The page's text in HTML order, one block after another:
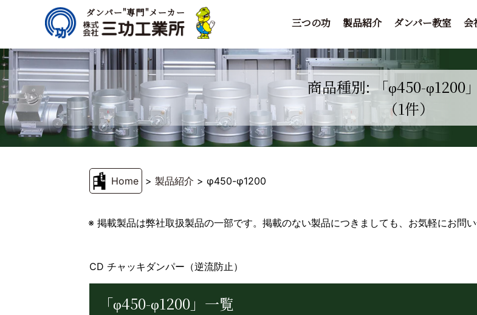
ダンパー"専門"メーカー
三つの功 製品紹介 ダンパー教室 会
商品種別: 「φ450-φ1200
（1件）
Home > 製品紹介 > φ450-φ1200
※ 掲載製品は弊社取扱製品の一部です。掲載のない製品につきましても、お気軽にお問い
CD チャッキダンパー（逆流防止）
「φ450-φ1200」一覧